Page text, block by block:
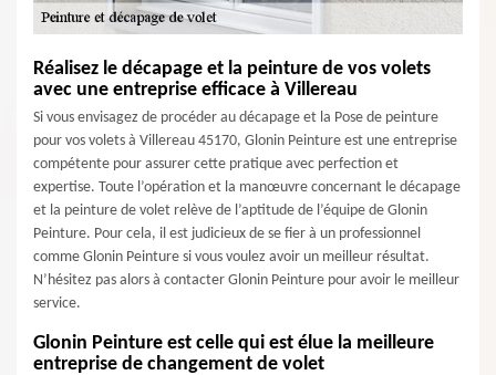
Réalisez le décapage et la peinture de vos volets
avec une entreprise efficace à Villereau
Si vous envisagez de procéder au décapage et la Pose de peinture
pour vos volets à Villereau 45170, Glonin Peinture est une entreprise
compétente pour assurer cette pratique avec perfection et
expertise. Toute l’opération et la manœuvre concernant le décapage
et la peinture de volet relève de l’aptitude de l’équipe de Glonin
Peinture. Pour cela, il est judicieux de se fier à un professionnel
comme Glonin Peinture si vous voulez avoir un meilleur résultat.
N’hésitez pas alors à contacter Glonin Peinture pour avoir le meilleur
service.
Glonin Peinture est celle qui est élue la meilleure
entreprise de changement de volet